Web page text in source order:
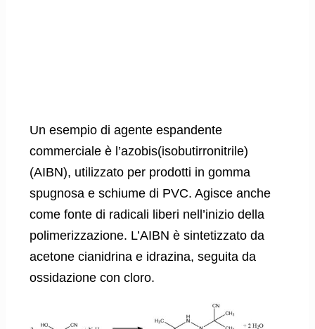
Un esempio di agente espandente
commerciale è l’azobis(isobutirronitrile)
(AIBN), utilizzato per prodotti in gomma
spugnosa e schiume di PVC. Agisce anche
come fonte di radicali liberi nell’inizio della
polimerizzazione. L’AIBN è sintetizzato da
acetone cianidrina e idrazina, seguita da
ossidazione con cloro.